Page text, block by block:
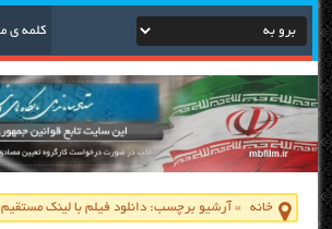
خانه » آرشیو برچسب: دانلود فیلم با لینک مستقیم